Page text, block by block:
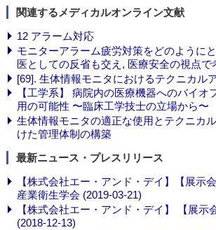
関連するメディカルオンライン文献
12 アラーム対応
モニターアラーム疲労対策をどのように
医としての反省も交え, 医療安全の視点で
[69]. 生体情報モニタにおけるテクニカル
【工学系】 病院内の医療機器へのバイオ
用の可能性 〜臨床工学技士の立場から〜
生体情報モニタの適正な使用とテクニカ
けた管理体制の構築
最新ニュース・プレスリリース
【株式会社エー・アンド・デイ】【展示
産業衛生学会 (2019-03-21)
【株式会社エー・アンド・デイ】 【展示
(2018-12-13)